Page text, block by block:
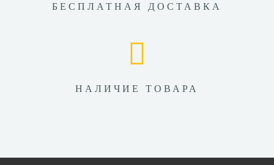
БЕСПЛАТНАЯ ДОСТАВКА
НАЛИЧИЕ ТОВАРА